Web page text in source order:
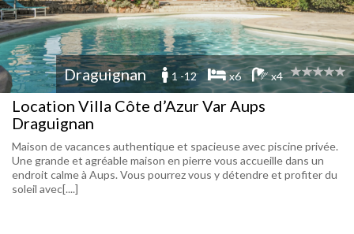
Draguignan 1 -12 x6 x4
Location Villa Côte d’Azur Var Aups
Draguignan
Maison de vacances authentique et spacieuse avec piscine privée.
Une grande et agréable maison en pierre vous accueille dans un
endroit calme à Aups. Vous pourrez vous y détendre et profiter du
soleil avec[....]